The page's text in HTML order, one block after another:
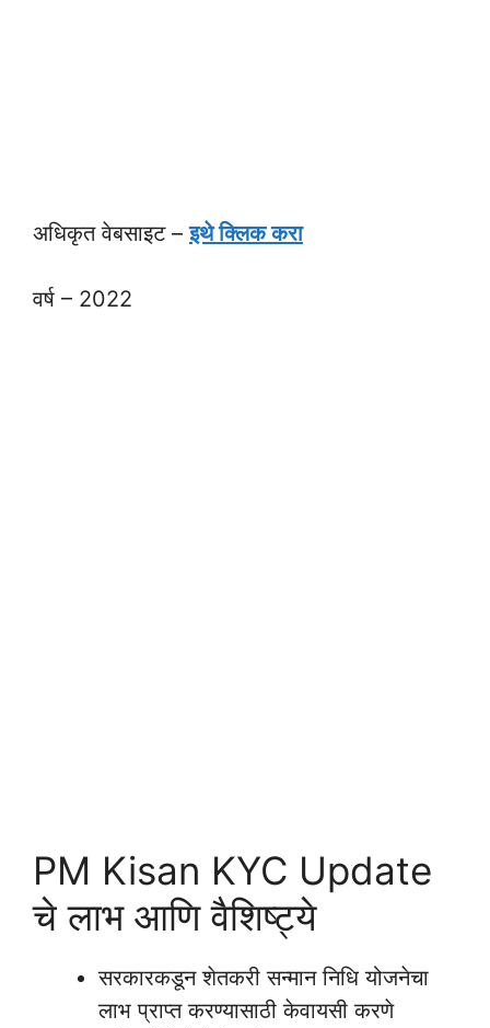
अधिकृत वेबसाइट –इथे क्लिक करा
वर्ष – 2022
PM Kisan KYC Update
चे लाभ आणि वैशिष्ट्ये
सरकारकडून शेतकरी सन्मान निधि योजनेचा
लाभ प्राप्त करण्यासाठी केवायसी करणे